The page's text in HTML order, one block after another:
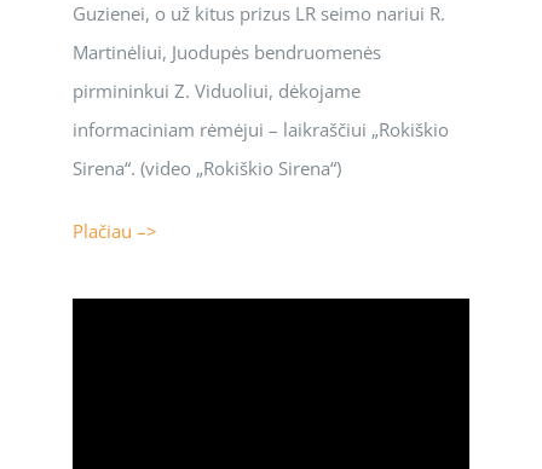
Guzienei, o už kitus prizus LR seimo nariui R.
Martinėliui, Juodupės bendruomenės
pirmininkui Z. Viduoliui, dėkojame
informaciniam rėmėjui – laikraščiui „Rokiškio
Sirena“. (video „Rokiškio Sirena“)
Plačiau –>